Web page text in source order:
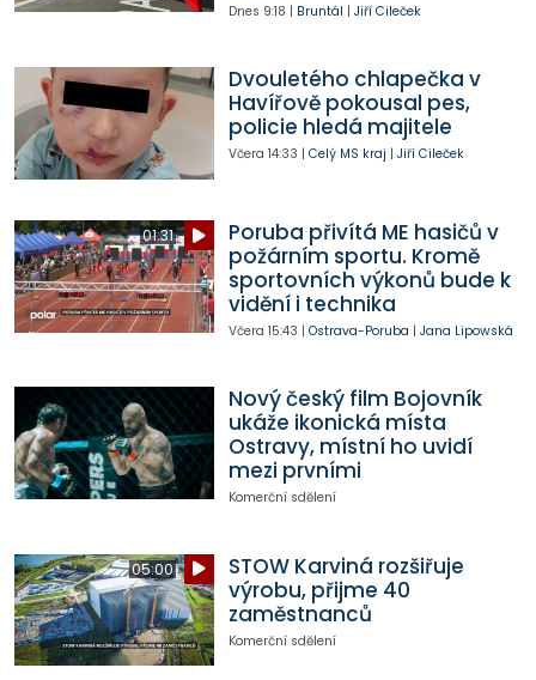
Dnes 9:18 | Bruntál | Jiří Cileček
Dvouletého chlapečka v
Havířově pokousal pes,
policie hledá majitele
Včera 14:33 | Celý MS kraj | Jiří Cileček
01:31
Poruba přivítá ME hasičů v
požárním sportu. Kromě
sportovních výkonů bude k
vidění i technika
Včera 15:43 | Ostrava-Poruba | Jana Lipowská
Nový český film Bojovník
ukáže ikonická místa
Ostravy, místní ho uvidí
mezi prvními
Komerční sdělení
05:00
STOW Karviná rozšiřuje
výrobu, přijme 40
zaměstnanců
Komerční sdělení